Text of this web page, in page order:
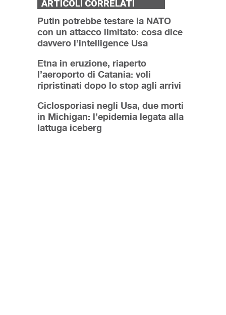
ARTICOLI CORRELATI
Putin potrebbe testare la NATO
con un attacco limitato: cosa dice
davvero l’intelligence Usa
Etna in eruzione, riaperto
l’aeroporto di Catania: voli
ripristinati dopo lo stop agli arrivi
Ciclosporiasi negli Usa, due morti
in Michigan: l’epidemia legata alla
lattuga iceberg